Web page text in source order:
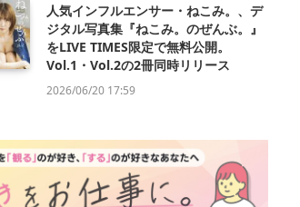
人気インフルエンサー・ねこみ。、デ
ジタル写真集『ねこみ。のぜんぶ。』
をLIVE TIMES限定で無料公開。
Vol.1・Vol.2の2冊同時リリース
2026/06/20 17:59